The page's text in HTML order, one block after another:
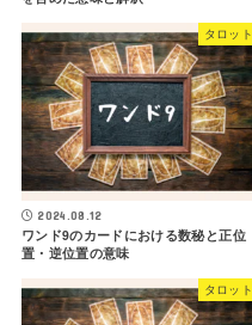
タロット
2024.08.12
ワンド9のカードにおける数秘と正位
置・逆位置の意味
タロット